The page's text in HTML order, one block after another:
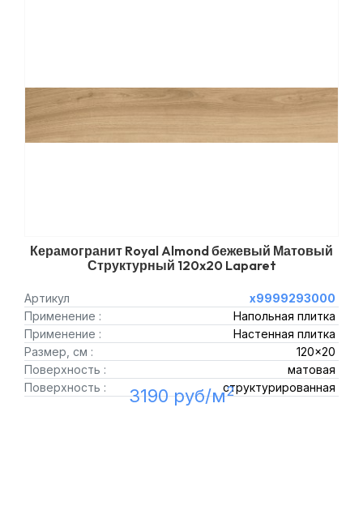
Керамогранит Royal Almond бежевый Матовый
Структурный 120x20 Laparet
Артикул
х9999293000
Применение :
Напольная плитка
Применение :
Настенная плитка
Размер, см :
120x20
Поверхность :
матовая
Поверхность :
структурированная
3190 руб/м2